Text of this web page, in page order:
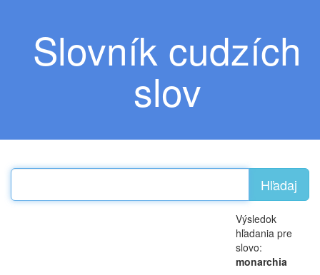
Slovník cudzích
slov
Hľadaj
Výsledok
hľadania pre
slovo:
monarchia